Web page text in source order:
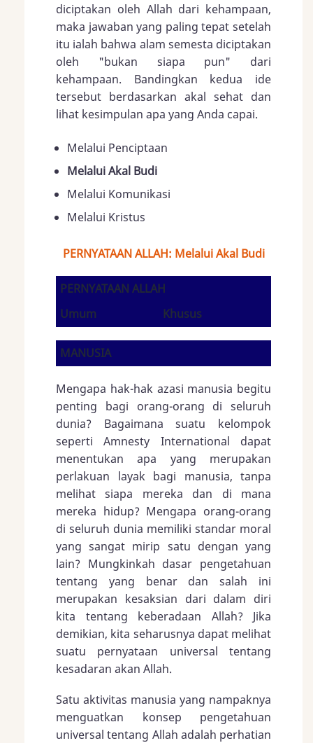
diciptakan oleh Allah dari kehampaan,
maka jawaban yang paling tepat setelah
itu ialah bahwa alam semesta diciptakan
oleh "bukan siapa pun" dari
kehampaan. Bandingkan kedua ide
tersebut berdasarkan akal sehat dan
lihat kesimpulan apa yang Anda capai.
Melalui Penciptaan
Melalui Akal Budi
Melalui Komunikasi
Melalui Kristus
PERNYATAAN ALLAH: Melalui Akal Budi
PERNYATAAN ALLAH
Umum
Khusus
MANUSIA
Mengapa hak-hak azasi manusia begitu
penting bagi orang-orang di seluruh
dunia? Bagaimana suatu kelompok
seperti Amnesty International dapat
menentukan apa yang merupakan
perlakuan layak bagi manusia, tanpa
melihat siapa mereka dan di mana
mereka hidup? Mengapa orang-orang
di seluruh dunia memiliki standar moral
yang sangat mirip satu dengan yang
lain? Mungkinkah dasar pengetahuan
tentang yang benar dan salah ini
merupakan kesaksian dari dalam diri
kita tentang keberadaan Allah? Jika
demikian, kita seharusnya dapat melihat
suatu pernyataan universal tentang
kesadaran akan Allah.
Satu aktivitas manusia yang nampaknya
menguatkan konsep pengetahuan
universal tentang Allah adalah perhatian